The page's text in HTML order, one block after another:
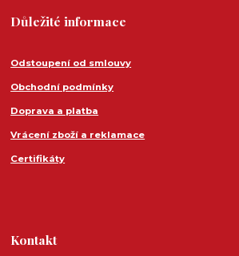
Důležité informace
Odstoupení od smlouvy
Obchodní podmínky
Doprava a platba
Vrácení zboží a reklamace
Certifikáty
Kontakt